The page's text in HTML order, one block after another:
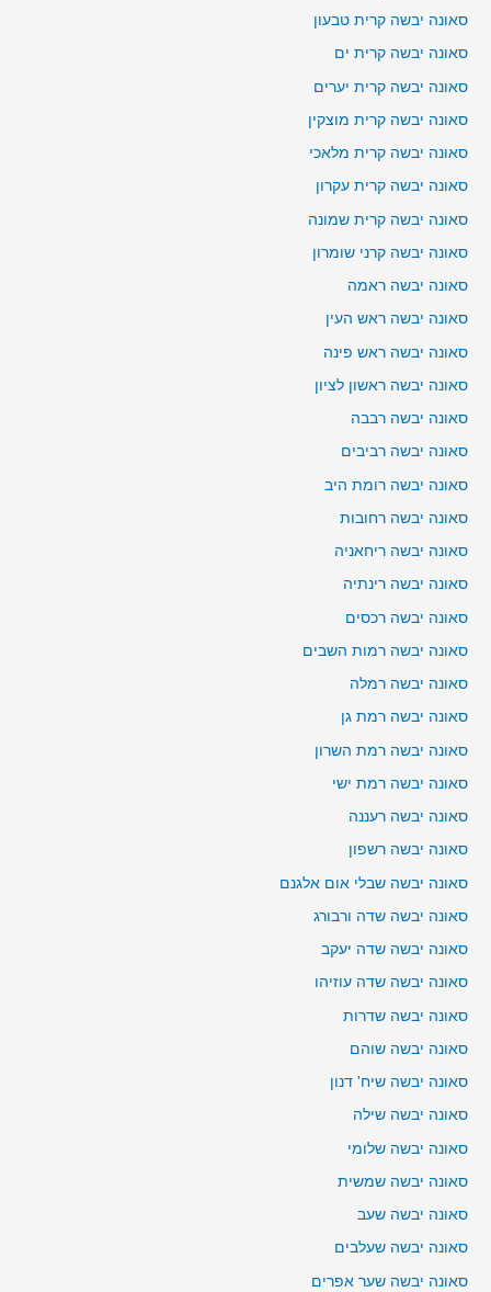
סאונה יבשה קרית טבעון
סאונה יבשה קרית ים
סאונה יבשה קרית יערים
סאונה יבשה קרית מוצקין
סאונה יבשה קרית מלאכי
סאונה יבשה קרית עקרון
סאונה יבשה קרית שמונה
סאונה יבשה קרני שומרון
סאונה יבשה ראמה
סאונה יבשה ראש העין
סאונה יבשה ראש פינה
סאונה יבשה ראשון לציון
סאונה יבשה רבבה
סאונה יבשה רביבים
סאונה יבשה רומת היב
סאונה יבשה רחובות
סאונה יבשה ריחאניה
סאונה יבשה רינתיה
סאונה יבשה רכסים
סאונה יבשה רמות השבים
סאונה יבשה רמלה
סאונה יבשה רמת גן
סאונה יבשה רמת השרון
סאונה יבשה רמת ישי
סאונה יבשה רעננה
סאונה יבשה רשפון
סאונה יבשה שבלי אום אלגנם
סאונה יבשה שדה ורבורג
סאונה יבשה שדה יעקב
סאונה יבשה שדה עוזיהו
סאונה יבשה שדרות
סאונה יבשה שוהם
סאונה יבשה שיח' דנון
סאונה יבשה שילה
סאונה יבשה שלומי
סאונה יבשה שמשית
סאונה יבשה שעב
סאונה יבשה שעלבים
סאונה יבשה שער אפרים